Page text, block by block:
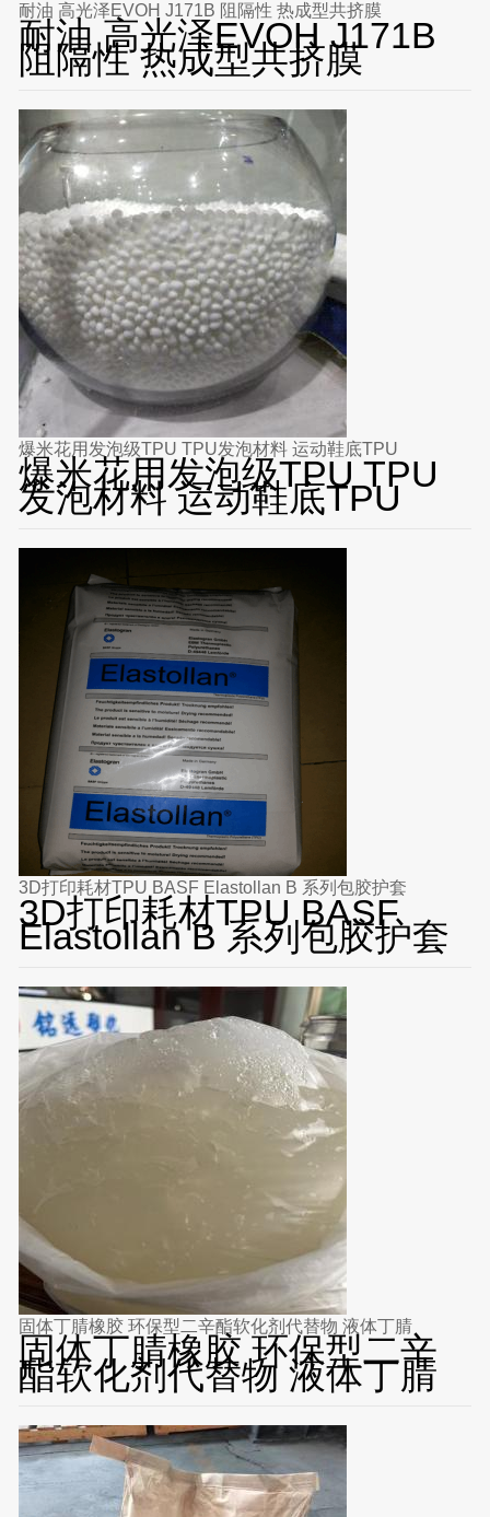
耐油 高光泽EVOH J171B 阻隔性 热成型共挤膜
耐油 高光泽EVOH J171B
阻隔性 热成型共挤膜
爆米花用发泡级TPU TPU发泡材料 运动鞋底TPU
爆米花用发泡级TPU TPU
发泡材料 运动鞋底TPU
3D打印耗材TPU BASF Elastollan B 系列包胶护套
3D打印耗材TPU BASF
Elastollan B 系列包胶护套
固体丁腈橡胶 环保型二辛酯软化剂代替物 液体丁腈
固体丁腈橡胶 环保型二辛
酯软化剂代替物 液体丁腈